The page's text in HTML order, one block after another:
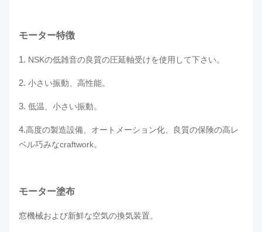
モーター特徴
1. NSKの低雑音の良質の圧延軸受けを使用して下さい。
2. 小さい振動、高性能。
3. 低温、小さい振動。
4.高度の製造設備、オートメーション化、良質の保険の高レ
ベル巧みなcraftwork。
モーター塗布
窓機械および新鮮な空気の換気装置。